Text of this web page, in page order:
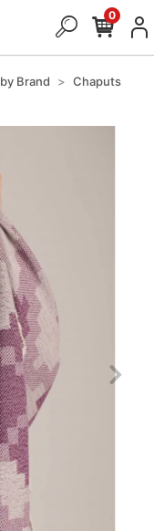
0
by Brand
Chaputs